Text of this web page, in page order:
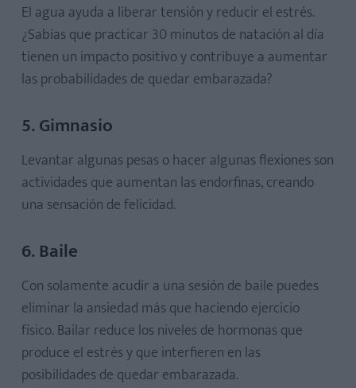
El agua ayuda a liberar tensión y reducir el estrés.
¿Sabías que practicar 30 minutos de natación al día
tienen un impacto positivo y contribuye a aumentar
las probabilidades de quedar embarazada?
5. Gimnasio
Levantar algunas pesas o hacer algunas flexiones son
actividades que aumentan las endorfinas, creando
una sensación de felicidad.
6. Baile
Con solamente acudir a una sesión de baile puedes
eliminar la ansiedad más que haciendo ejercicio
físico. Bailar reduce los niveles de hormonas que
produce el estrés y que interfieren en las
posibilidades de quedar embarazada.